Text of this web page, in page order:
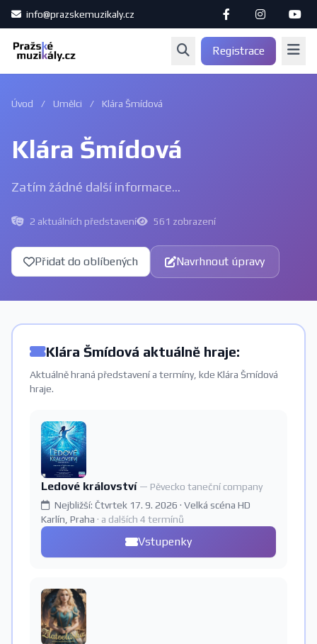
info@prazskemuzikaly.cz
Registrace
Úvod / Umělci / Klára Šmídová
Klára Šmídová
Zatím žádné další informace...
2 aktuálních představení 561 zobrazení
Přidat do oblíbených Navrhnout úpravy
Klára Šmídová aktuálně hraje:
Aktuálně hraná představení a termíny, kde Klára Šmídová
hraje.
Ledové království — Pěvecko taneční company
Nejbližší: Čtvrtek 17. 9. 2026 · Velká scéna HD
Karlín, Praha · a dalších 4 termínů
Vstupenky